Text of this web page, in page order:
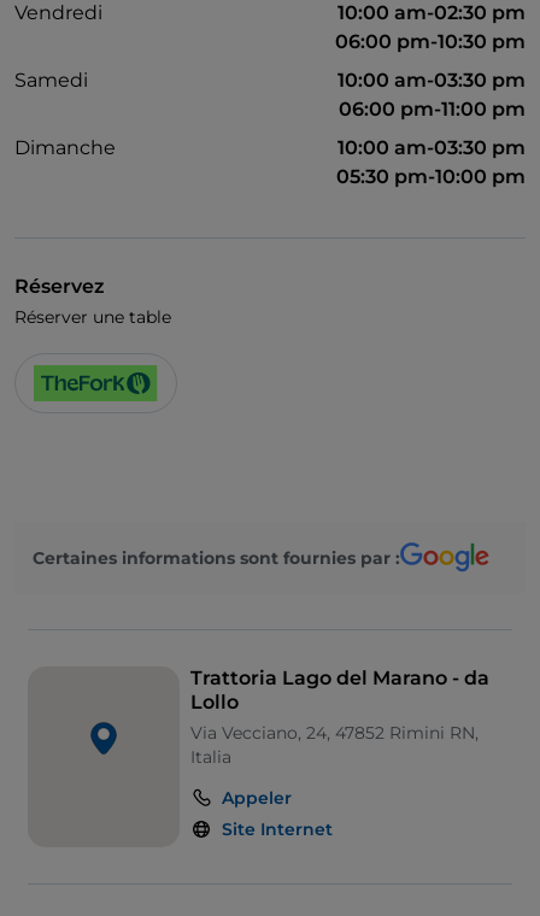
Vendredi
10:00 am-02:30 pm
06:00 pm-10:30 pm
Samedi
10:00 am-03:30 pm
06:00 pm-11:00 pm
Dimanche
10:00 am-03:30 pm
05:30 pm-10:00 pm
Réservez
Réserver une table
Certaines informations sont fournies par :
Trattoria Lago del Marano - da
Lollo
Via Vecciano, 24, 47852 Rimini RN,
Italia
Appeler
Site Internet